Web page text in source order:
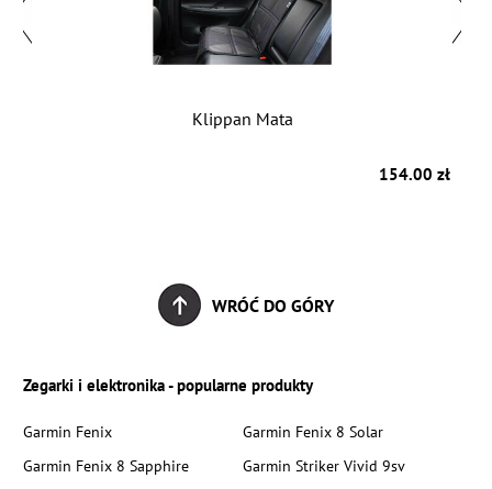
Klippan Mata
154.00 zł
WRÓĆ DO GÓRY
Zegarki i elektronika - popularne produkty
Garmin Fenix
Garmin Fenix 8 Solar
Garmin Fenix 8 Sapphire
Garmin Striker Vivid 9sv